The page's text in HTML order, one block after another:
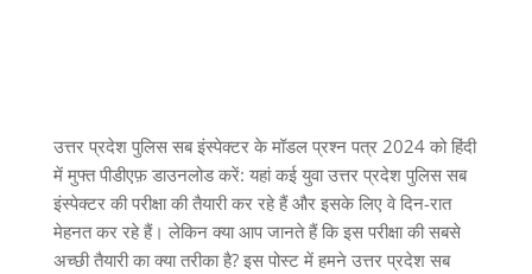
उत्तर प्रदेश पुलिस सब इंस्पेक्टर के मॉडल प्रश्न पत्र 2024 को हिंदी
में मुफ्त पीडीएफ़ डाउनलोड करें: यहां कई युवा उत्तर प्रदेश पुलिस सब
इंस्पेक्टर की परीक्षा की तैयारी कर रहे हैं और इसके लिए वे दिन-रात
मेहनत कर रहे हैं। लेकिन क्या आप जानते हैं कि इस परीक्षा की सबसे
अच्छी तैयारी का क्या तरीका है? इस पोस्ट में हमने उत्तर प्रदेश सब